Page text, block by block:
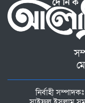
নির্বাহী সম্পাদকঃ